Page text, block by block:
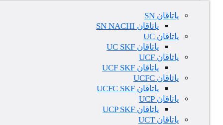
یاتاقان SN
یاتاقان SN NACHI
یاتاقان UC
یاتاقان UC SKF
یاتاقان UCF
یاتاقان UCF SKF
یاتاقان UCFC
یاتاقان UCFC SKF
یاتاقان UCP
یاتاقان UCP SKF
یاتاقان UCT